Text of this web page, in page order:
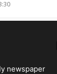
newspaper